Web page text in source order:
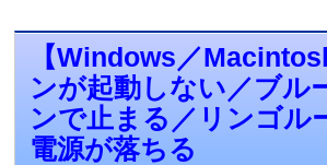
【Windows／
ンが起動しない／ブル
ンで止まる／リンゴル
電源が落ちる